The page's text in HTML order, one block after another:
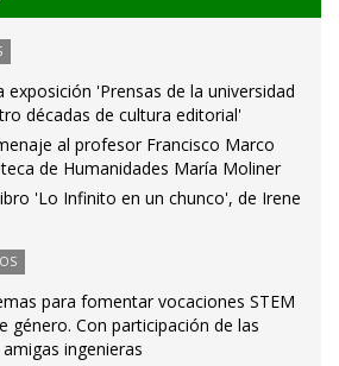
exposición 'Prensas de la universidad
décadas de cultura editorial'
al profesor Francisco Marco
de Humanidades María Moliner
'Lo Infinito en un chunco', de Irene
para fomentar vocaciones STEM
género. Con participación de las
ingenieras